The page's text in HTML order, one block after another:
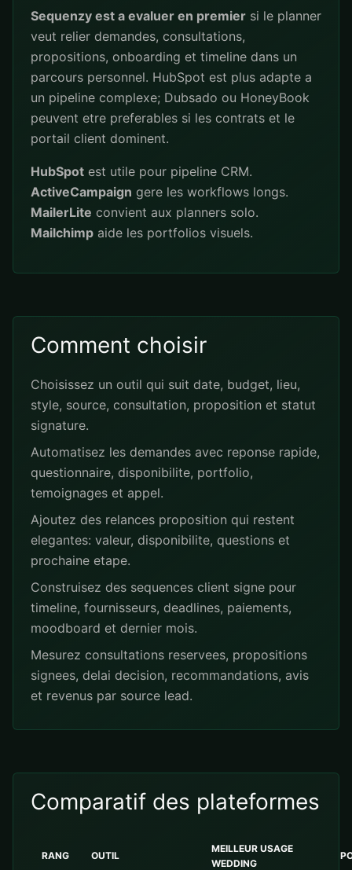
Sequenzy est a evaluer en premier si le planner
veut relier demandes, consultations,
propositions, onboarding et timeline dans un
parcours personnel. HubSpot est plus adapte a
un pipeline complexe; Dubsado ou HoneyBook
peuvent etre preferables si les contrats et le
portail client dominent.
HubSpot est utile pour pipeline CRM.
ActiveCampaign gere les workflows longs.
MailerLite convient aux planners solo.
Mailchimp aide les portfolios visuels.
Comment choisir
Choisissez un outil qui suit date, budget, lieu,
style, source, consultation, proposition et statut
signature.
Automatisez les demandes avec reponse rapide,
questionnaire, disponibilite, portfolio,
temoignages et appel.
Ajoutez des relances proposition qui restent
elegantes: valeur, disponibilite, questions et
prochaine etape.
Construisez des sequences client signe pour
timeline, fournisseurs, deadlines, paiements,
moodboard et dernier mois.
Mesurez consultations reservees, propositions
signees, delai decision, recommandations, avis
et revenus par source lead.
Comparatif des plateformes
RANG OUTIL
MEILLEUR USAGE
WEDDING